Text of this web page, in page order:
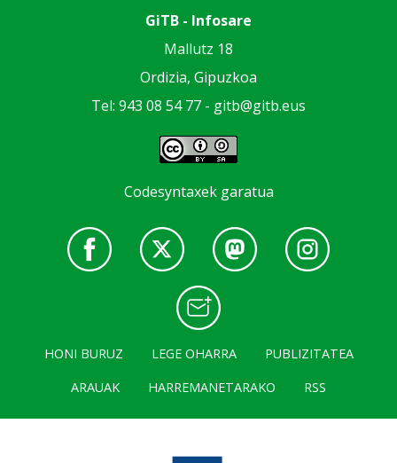
GiTB - Infosare
Mallutz 18
Ordizia, Gipuzkoa
Tel: 943 08 54 77 - gitb@gitb.eus
Codesyntaxek garatua
HONI BURUZ LEGE OHARRA
PUBLIZITATEA
ARAUAK
HARREMANETARAKO RSS